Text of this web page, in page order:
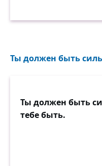
Ты должен быть
Ты должен быть
тебе быть.